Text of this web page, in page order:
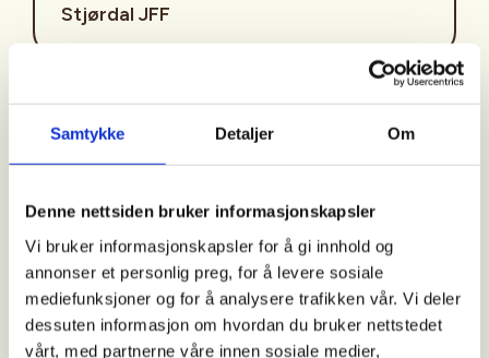
Samtykke Detaljer Om
Denne nettsiden bruker informasjonskapsler
Vi bruker informasjonskapsler for å gi innhold og
annonser et personlig preg, for å levere sosiale
mediefunksjoner og for å analysere trafikken vår. Vi deler
dessuten informasjon om hvordan du bruker nettstedet
vårt, med partnerne våre innen sosiale medier,
Stjørdal JFF
sjffung@outlook.com
Fast fredagsmøte i
Ungdomsutvalget SJFF
(SJFFU)